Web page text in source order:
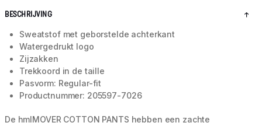
BESCHRIJVING
Sweatstof met geborstelde achterkant
Watergedrukt logo
Zijzakken
Trekkoord in de taille
Pasvorm: Regular-fit
Productnummer: 205597-7026
De hmlMOVER COTTON PANTS hebben een zachte